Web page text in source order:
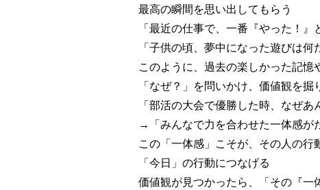
最高の瞬間を思い出してもらう
「最近の仕事で、一番『やった！』
「子供の頃、夢中になった遊びは何
このように、過去の楽しかった記憶
「なぜ？」を問いかけ、価値観を掘
「部活の大会で優勝した時、なぜあ
→「みんなで力を合わせた一体感が
この「一体感」こそが、その人の行
「今日」の行動につなげる
価値観が見つかったら、「その『一